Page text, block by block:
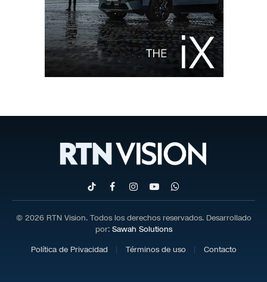
TikTokFacebookInstagram
YouTubeWhatsApp
© 2026 RTN Vision. Todos los derechos reservados. Desarrollado
por: Sawah Solutions
Política de Privacidad
Términos de uso Contacto